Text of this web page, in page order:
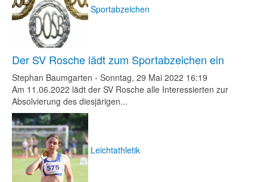
Sportabzeichen
Der SV Rosche lädt zum Sportabzeichen ein
Stephan Baumgarten - Sonntag, 29 Mai 2022 16:19
Am 11.06.2022 lädt der SV Rosche alle Interessierten zur
Absolvierung des diesjärigen...
Leichtathletik